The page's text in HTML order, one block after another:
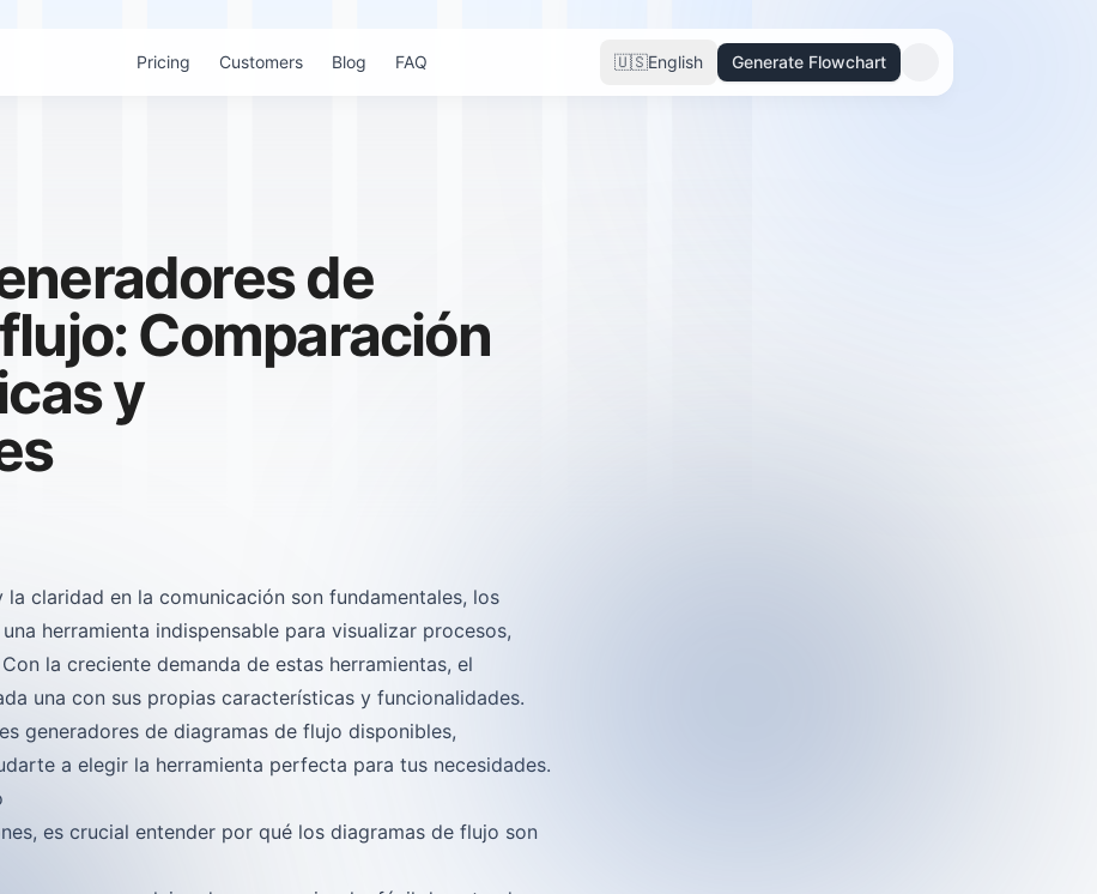
Pricing Customers Blog FAQ 🇺🇸English Generate Flowchart
de
Comparación
y
claridad en la comunicación son fundamentales, los
herramienta indispensable para visualizar procesos,
la creciente demanda de estas herramientas, el
una con sus propias características y funcionalidades.
generadores de diagramas de flujo disponibles,
a elegir la herramienta perfecta para tus necesidades.
es crucial entender por qué los diagramas de flujo son